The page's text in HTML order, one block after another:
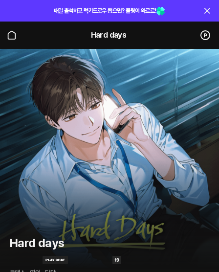
매일 출석하고 럭키드로우 뽑으면? 플링이 와르르!
Hard days
Hard days